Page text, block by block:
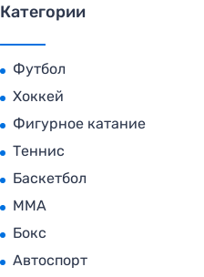
Категории
Футбол
Хоккей
Фигурное катание
Теннис
Баскетбол
MMA
Бокс
Автоспорт